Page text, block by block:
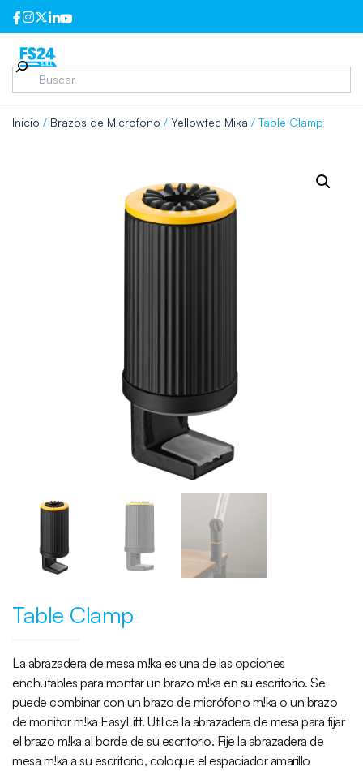
Inicio / Brazos de Microfono / Yellowtec Mika / Table Clamp
Table Clamp
La abrazadera de mesa m!ka es una de las opciones
enchufables para montar un brazo m!ka en su escritorio. Se
puede combinar con un brazo de micrófono m!ka o un brazo
de monitor m!ka EasyLift. Utilice la abrazadera de mesa para fijar
el brazo m!ka al borde de su escritorio. Fije la abrazadera de
mesa m!ka a su escritorio, coloque el espaciador amarillo